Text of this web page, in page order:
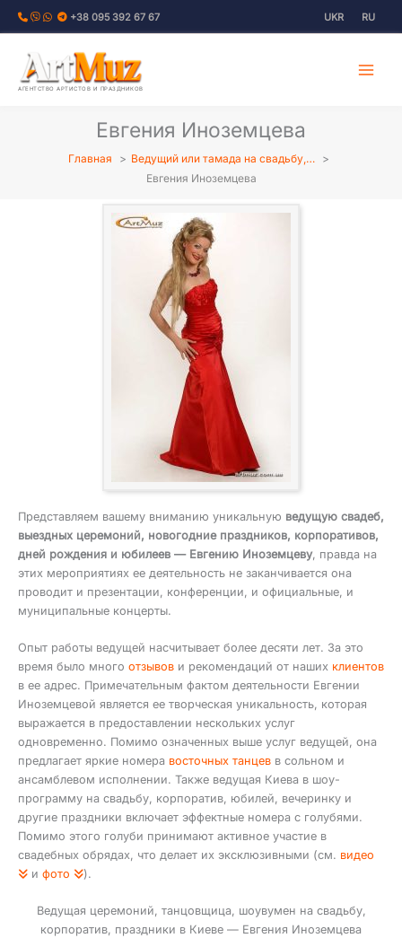
Перейти
+38 095 392 67 67 UKR RU
АГЕНТСТВО АРТИСТОВ И ПРАЗДНИКОВ
Евгения Иноземцева
Главная
Ведущий или тамада на свадьбу,…
Евгения Иноземцева
Представляем вашему вниманию уникальную ведущую свадеб,
выездных церемоний, новогодние праздников, корпоративов,
дней рождения и юбилеев — Евгению Иноземцеву, правда на
этих мероприятиях ее деятельность не заканчивается она
проводит и презентации, конференции, и официальные, и
муниципальные концерты.
Опыт работы ведущей насчитывает более десяти лет. За это
время было много отзывов и рекомендаций от наших клиентов
в ее адрес. Примечательным фактом деятельности Евгении
Иноземцевой является ее творческая уникальность, которая
выражается в предоставлении нескольких услуг
одновременно. Помимо означенных выше услуг ведущей, она
предлагает яркие номера восточных танцев в сольном и
ансамблевом исполнении. Также ведущая Киева в шоу-
программу на свадьбу, корпоратив, юбилей, вечеринку и
другие праздники включает эффектные номера с голубями.
Помимо этого голуби принимают активное участие в
свадебных обрядах, что делает их эксклюзивными (см. видео
и фото ).
Ведущая церемоний, танцовщица, шоувумен на свадьбу,
корпоратив, праздники в Киеве — Евгения Иноземцева